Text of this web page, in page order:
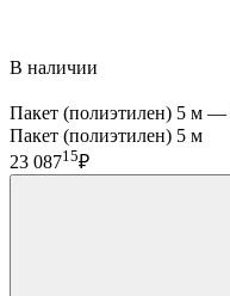
В наличии
Пакет (полиэтилен) 5 м —
Пакет (полиэтилен) 5 м
23 08715₽